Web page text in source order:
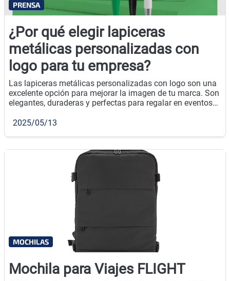
¿Por qué elegir lapiceras
metálicas personalizadas con
logo para tu empresa?
Las lapiceras metálicas personalizadas con logo son una
excelente opción para mejorar la imagen de tu marca. Son
elegantes, duraderas y perfectas para regalar en eventos
merchandising.
PRENSA
2025/05/13
Mochila para Viajes FLIGHT
MOCHILAS